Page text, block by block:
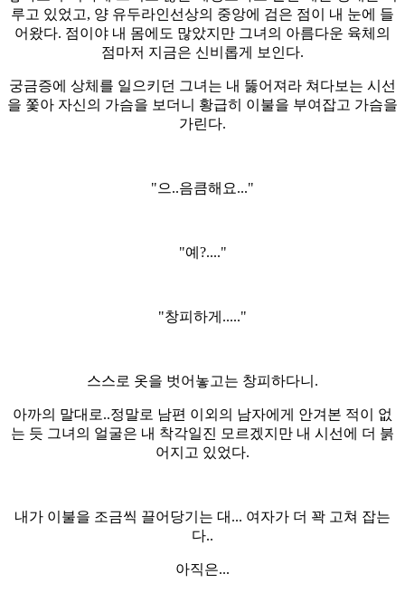
루고 있었고, 양 유두라인선상의 중앙에 검은 점이 내 눈에 들
어왔다. 점이야 내 몸에도 많았지만 그녀의 아름다운 육체의
점마저 지금은 신비롭게 보인다.
궁금증에 상체를 일으키던 그녀는 내 뚫어져라 쳐다보는 시선
을 쫓아 자신의 가슴을 보더니 황급히 이불을 부여잡고 가슴을
가린다.
"으..음큼해요..."
"예?...."
"창피하게....."
스스로 옷을 벗어놓고는 창피하다니.
아까의 말대로..정말로 남편 이외의 남자에게 안겨본 적이 없
는 듯 그녀의 얼굴은 내 착각일진 모르겠지만 내 시선에 더 붉
어지고 있었다.
내가 이불을 조금씩 끌어당기는 대... 여자가 더 꽉 고쳐 잡는
다..
아직은...